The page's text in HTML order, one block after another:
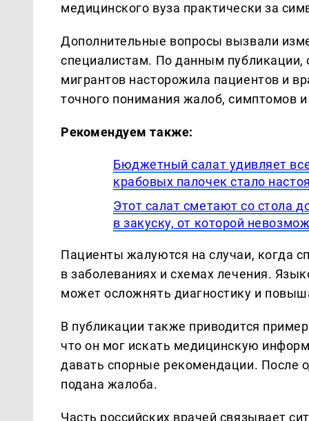
медицинского вуза практически за
Дополнительные вопросы вызвали
специалистам. По данным публикации,
мигрантов насторожила пациентов и
точного понимания жалоб, симптомов и
Рекомендуем также:
Бюджетный салат удивляет
крабовых палочек стало
Этот салат сметают со стола
в закуску, от которой
Пациенты жалуются на случаи, когда
в заболеваниях и схемах лечения.
может осложнять диагностику и
В публикации также приводится
что он мог искать медицинскую
давать спорные рекомендации. После
подана жалоба.
Часть российских врачей связывает